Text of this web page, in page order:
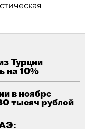
Турции
на 10%
в ноябре
тысяч рублей